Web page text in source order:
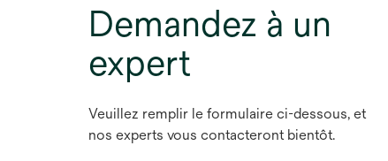
Demandez à un
expert
Veuillez remplir le formulaire ci-dessous, et
nos experts vous contacteront bientôt.